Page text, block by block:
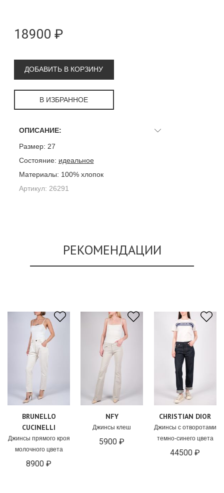
18900 ₽
ДОБАВИТЬ В КОРЗИНУ
В ИЗБРАННОЕ
ОПИСАНИЕ:
Размер: 27
Состояние: идеальное
Материалы: 100% хлопок
Артикул: 26291
РЕКОМЕНДАЦИИ
BRUNELLO
CUCINELLI
Джинсы прямого кроя
молочного цвета
8900 ₽
NFY
Джинсы клеш
5900 ₽
CHRISTIAN DIOR
Джинсы с отворотами
темно-синего цвета
44500 ₽